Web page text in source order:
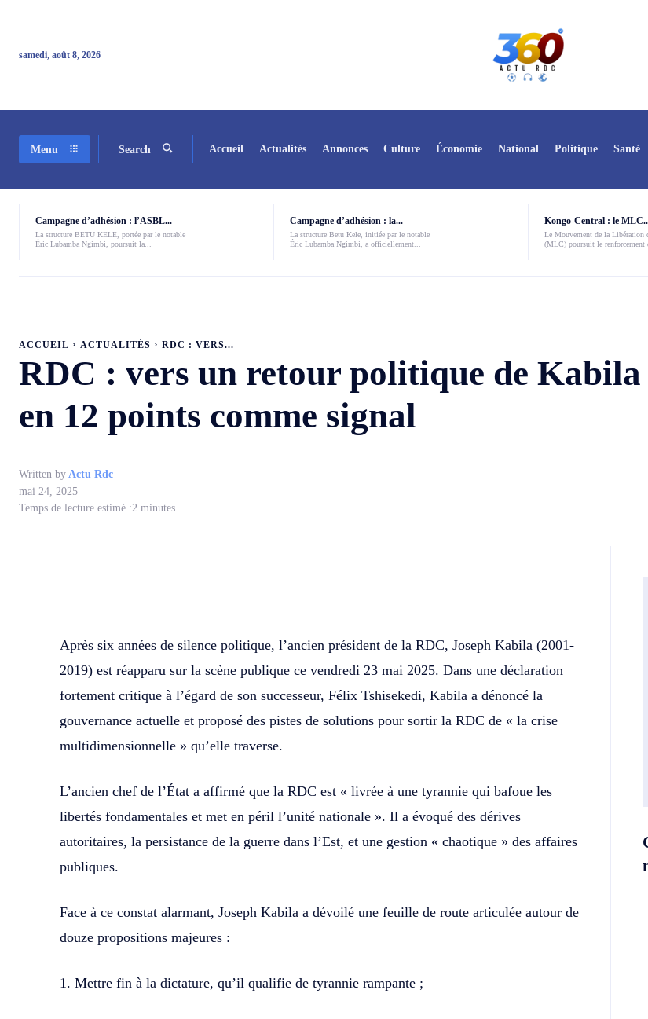
samedi, août 8, 2026
Menu Search Accueil Actualités Annonces Culture Économie National Politique Santé
Campagne d’adhésion : l’ASBL...
La structure BETU KELE, portée par le notable
Éric Lubamba Ngimbi, poursuit la...
Campagne d’adhésion : la...
La structure Betu Kele, initiée par le notable
Éric Lubamba Ngimbi, a officiellement...
Kongo-Central : le
Le Mouvement de la Libération
(MLC) poursuit le renforcement
ACCUEIL ACTUALITÉS RDC : VERS...
RDC : vers un retour politique de Kabila
en 12 points comme signal
Written by Actu Rdc
mai 24, 2025
Temps de lecture estimé :2 minutes
Après six années de silence politique, l’ancien président de la RDC, Joseph Kabila (2001-
2019) est réapparu sur la scène publique ce vendredi 23 mai 2025. Dans une déclaration
fortement critique à l’égard de son successeur, Félix Tshisekedi, Kabila a dénoncé la
gouvernance actuelle et proposé des pistes de solutions pour sortir la RDC de « la crise
multidimensionnelle » qu’elle traverse.
L’ancien chef de l’État a affirmé que la RDC est « livrée à une tyrannie qui bafoue les
libertés fondamentales et met en péril l’unité nationale ». Il a évoqué des dérives
autoritaires, la persistance de la guerre dans l’Est, et une gestion « chaotique » des affaires
publiques.
Face à ce constat alarmant, Joseph Kabila a dévoilé une feuille de route articulée autour de
douze propositions majeures :
1. Mettre fin à la dictature, qu’il qualifie de tyrannie rampante ;